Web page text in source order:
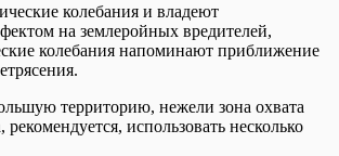
колебания и владеют
на землеройных вредителей,
колебания напоминают приближение
территорию, нежели зона охвата
рекомендуется, использовать несколько